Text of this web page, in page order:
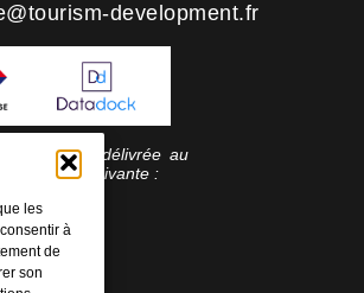
les
à
de
son
development.fr
a été délivrée au
d’action suivante :